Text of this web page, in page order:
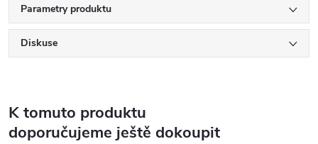
Parametry produktu
Diskuse
K tomuto produktu
doporučujeme ještě dokoupit